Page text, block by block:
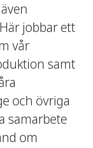
jobbar ett
vår
samt
och övriga
samarbete
om